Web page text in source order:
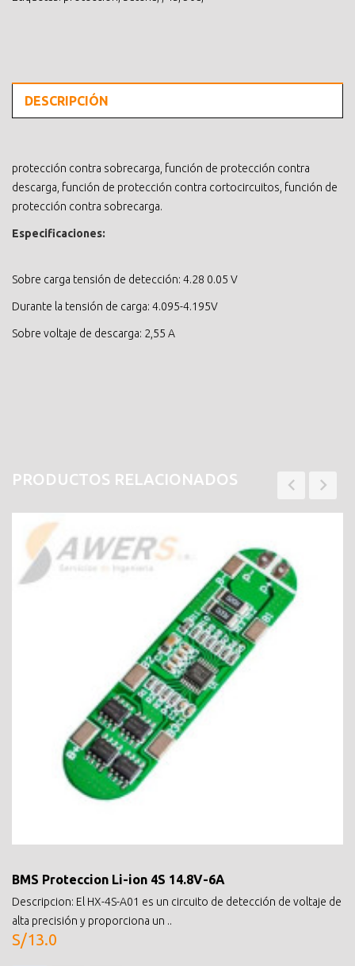
DESCRIPCIÓN
protección contra sobrecarga, función de protección contra
descarga, función de protección contra cortocircuitos, función de
protección contra sobrecarga.
Especificaciones:
Sobre carga tensión de detección: 4.28 0.05 V
Durante la tensión de carga: 4.095-4.195V
Sobre voltaje de descarga: 2,55 A
PRODUCTOS RELACIONADOS
BMS Proteccion Li-ion 4S 14.8V-6A
Descripcion: El HX-4S-A01 es un circuito de detección de voltaje de
alta precisión y proporciona un ..
S/13.0